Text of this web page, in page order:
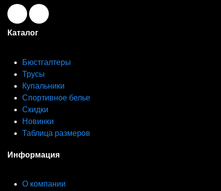
Каталог
Бюстгалтеры
Трусы
Купальники
Спортивное белье
Скидки
Новинки
Таблица размеров
Информация
О компании